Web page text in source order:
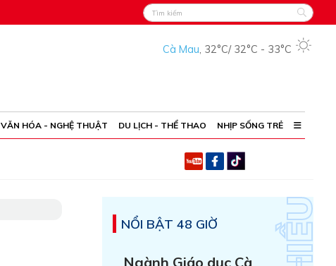
Cà Mau, 32°C/ 32°C - 33°C
VĂN HÓA - NGHỆ THUẬT DU LỊCH - THỂ THAO NHỊP SỐNG TRẺ
NỔI BẬT 48 GIỜ
Ngành Giáo dục Cà